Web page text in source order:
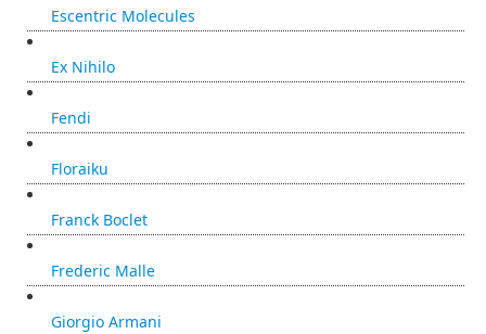
Escentric Molecules
Ex Nihilo
Fendi
Floraiku
Franck Boclet
Frederic Malle
Giorgio Armani